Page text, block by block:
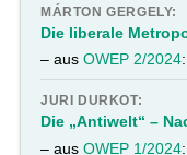
MÁRTON GERGELY:
Die liberale
– ausOWEP 2/2024
JURI DURKOT:
Die „Antiwelt“ –
– ausOWEP 1/2024